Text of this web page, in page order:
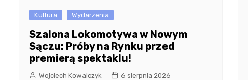
Kultura Wydarzenia
Szalona Lokomotywa w Nowym
Sączu: Próby na Rynku przed
premierą spektaklu!
Wojciech Kowalczyk 6 sierpnia 2026